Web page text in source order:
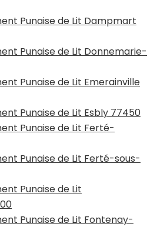
Punaise de Lit Dampmart
Punaise de Lit Donnemarie-
Punaise de Lit Emerainville
Punaise de Lit Esbly 77450
Punaise de Lit Ferté-
Punaise de Lit Ferté-sous-
Punaise de Lit
Punaise de Lit Fontenay-